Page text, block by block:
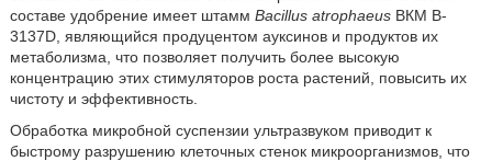
составе удобрение имеет штамм Bacillus atrophaeusВКМ B-
3137D, являющийся продуцентом ауксинов и продуктов их
метаболизма, что позволяет получить более высокую
концентрацию этих стимуляторов роста растений, повысить их
чистоту и эффективность.
Обработка микробной суспензии ультразвуком приводит к
быстрому разрушению клеточных стенок микроорганизмов, что